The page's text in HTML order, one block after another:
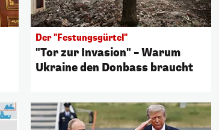
Der "Festungsgürtel"
"Tor zur Invasion" – Warum
Ukraine den Donbass braucht